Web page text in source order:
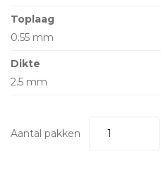
Toplaag
0.55 mm
Dikte
2.5 mm
Aantal pakken